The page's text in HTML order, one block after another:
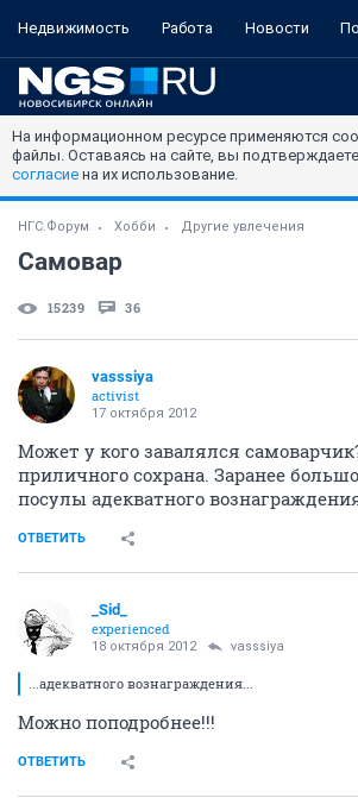
Недвижимость Работа Новости
На информационном ресурсе применяются
файлы. Оставаясь на сайте, вы
согласие на их использование.
НГС.Форум Хобби Другие увлечения
Самовар
15239 36
vasssiya
activist
17 октября 2012
Может у кого завалялся
приличного сохрана. Заранее
посулы адекватного
ОТВЕТИТЬ
_Sid_
experienced
18 октября 2012 vasssiya
...адекватного вознаграждения...
Можно поподробнее!!!
ОТВЕТИТЬ